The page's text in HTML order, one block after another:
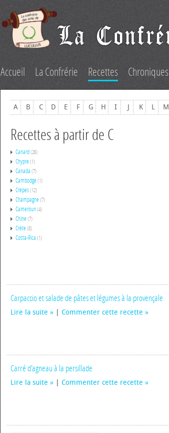
Accueil La Confrérie Recettes Chroniques
A B C D E F G H I J K L M
Recettes à partir de C
Canard (26)
Chypre(1)
Canada (7)
Cambodge(1)
Crêpes(12)
Champagne(7)
Cameroun(4)
Chine(7)
Crète(8)
Costa-Rica (1)
Carpaccio et salade de pâtes et légumes à la provençale
Lire la suite Commenter cette recette
Carré d'agneau à la persillade
Lire la suite Commenter cette recette